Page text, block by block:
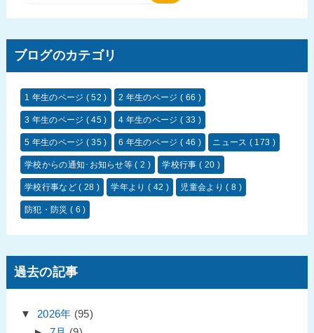
ブログのカテゴリ
1 年生のページ ( 52 ) 2 年生のページ ( 66 )
3 年生のページ ( 45 ) 4 年生のページ ( 33 )
5 年生のページ ( 35 ) 6 年生のページ ( 46 ) ニュース ( 173 )
学校からの通知･お知らせ等( 2 ) 学校行事 ( 20 )
学校行事など( 28 ) 学年より( 42 ) 児童会より( 8 )
防犯・防災 ( 6 )
過去の記事
▼ 2026年 (95)